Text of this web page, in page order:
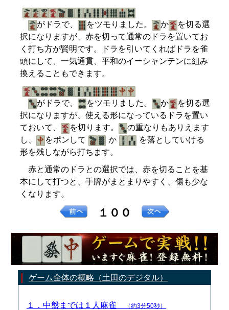
がドラで、 をツモりました。 か
を切る選
択になりますが、赤を切って通常のドラを置いてお
く打ち方が賢明です。ドラを引いてくればドラを雀
頭にして、一気通貫、平和のイーシャンテンに組み
換えることもできます。
がドラで、 をツモリました。 か
を切る選
択になりますが、使える形になっているドラを置い
ておいて、
を切ります。
の重なりもありえます
し、
をポンして か
を落としていける
形を残しながら打ちます。
赤と通常のドラとの選択では、赤を切ることを基
本にして打つと、手牌がまとまりやすく、傷も少な
くなります。
１００
ゲーム全体の概略（土田のデジタル）
１．中盤までは１人麻雀 （約3分50秒）